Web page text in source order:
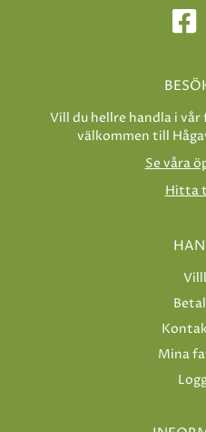
Vill du hellre handla i
välkommen till
Se våra
Hitta
Mina